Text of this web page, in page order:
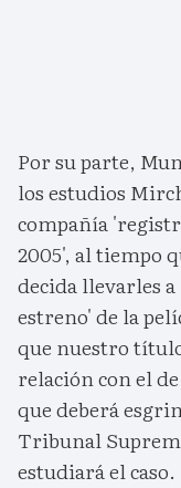
Por su parte,
los estudios
compañía
2005', al tiempo
decida llevarles
estreno' de la
que nuestro
relación con el
que deberá
Tribunal
estudiará el caso.